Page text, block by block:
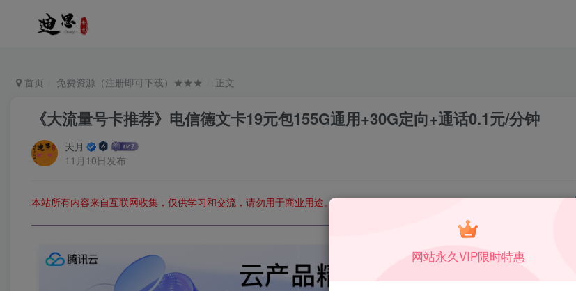
首页 免费资源（注册即可下载）★★★ 正文
《大流量号卡推荐》电信德文卡19元包155G通用+30G定向+通话0.1元/分钟
天月
11月10日发布
本站所有内容来自互联网收集，仅供学习和交流，请勿用于商业用途。如有侵权、不妥之处，请第一时间联系我们删除！Q群：
网站永久VIP限时特惠